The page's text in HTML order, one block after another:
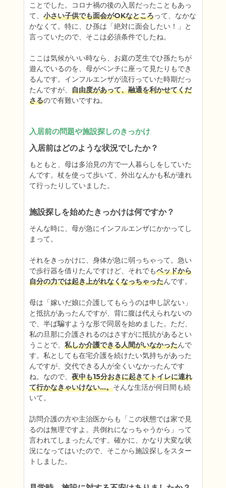
ことでした。コロナ禍の後の入居だったこともあっ
て、 小さい子供でも面会がOKなところって、なかな
かなくて。特に、ひ孫は「絶対に面会したい！」と
言っていたので、そこは必須条件でしたね。
ここは気候がいい時なら、お庭の芝生でひ孫たちが
遊んでいるのを、母がベンチに座って見たりもでき
るんです。インフルエンザが流行っていた時期だっ
たんですが、 自由度があって、融通を利かせてくだ
さるので有難いですね。
入居前の問題や施設探しのきっかけ
入居前はどのような状況でしたか？
もともと、母は多治見の方で一人暮らしをしていた
んです。杖を使って歩いて、外出なんかも私が連れ
て行ったりしていました。
施設探しを始めたきっかけは何ですか？
そんな時に、母が急にインフルエンザにかかってし
まって。
それをきっかけに、身体が急に弱っちゃって。急い
で歩行器を借りたんですけど、それでもベッドから
自分の力では起き上がれなくなっちゃったんです。
母は「嫁いだ娘に介護してもらうのは申し訳ない」
と抵抗があったんですが、背に腹は代えられないの
で、半ば騙すような形で同居を始めました。ただ、
私の旦那に介護されるのはさすがに抵抗があるとい
うことで、 私しか介護できる人間がいなかったんで
す。私としても在宅介護を続けたい気持ちがあった
んですが、交代できる人が全くいなかったんです
ね。なので、 夜中も15分おきに起きてトイレに連れ
て行かなきゃいけない…。そんな生活が何日間も続
いて。
訪問介護の方や主治医からも「この状態では家で見
るのは無理ですよ。共倒れになっちゃうから」って
言われてしまったんです。確かに、かなり大変な状
況になってはいたので、そこから施設探しをスター
トしました。